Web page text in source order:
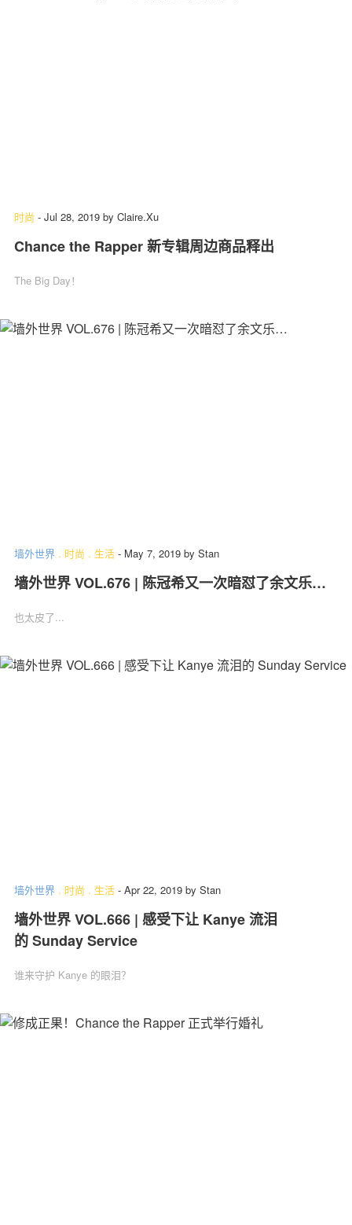
时尚 - Jul 28, 2019 by Claire.Xu
Chance the Rapper 新专辑周边商品释出
The Big Day！
墙外世界 . 时尚 . 生活 - May 7, 2019 by Stan
墙外世界 VOL.676 | 陈冠希又一次暗怼了余文乐…
也太皮了...
墙外世界 . 时尚 . 生活 - Apr 22, 2019 by Stan
墙外世界 VOL.666 | 感受下让 Kanye 流泪
的 Sunday Service
谁来守护 Kanye 的眼泪？